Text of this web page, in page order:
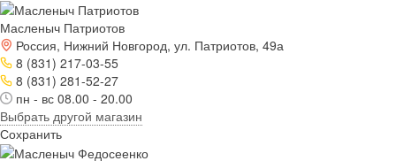
Масленыч Патриотов
Россия, Нижний Новгород, ул. Патриотов, 49а
8 (831) 217-03-55
8 (831) 281-52-27
пн - вс 08.00 - 20.00
Выбрать другой магазин
Сохранить